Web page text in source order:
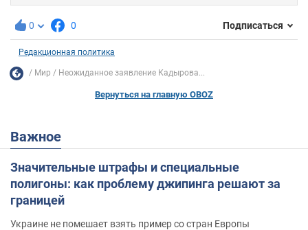
0 0 Подписаться
Редакционная политика
Мир Неожиданное заявление Кадырова...
Вернуться на главную OBOZ
Важное
Значительные штрафы и специальные
полигоны: как проблему джипинга решают за
границей
Украине не помешает взять пример со стран Европы